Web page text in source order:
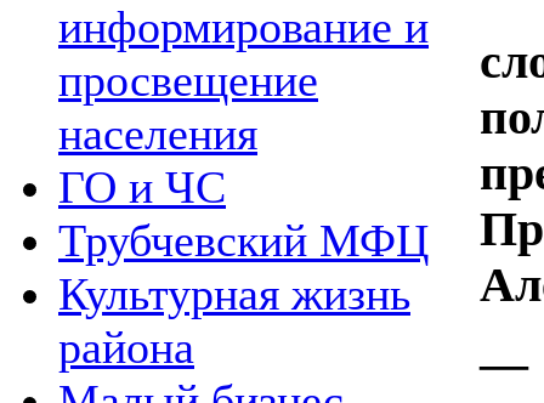
информирование и
просвещение
населения
ГО и ЧС
Трубчевский МФЦ
Культурная жизнь
района
—